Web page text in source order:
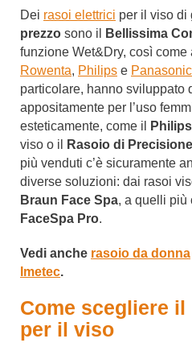
Dei rasoi elettrici per il viso di
prezzo sono il Bellissima
funzione Wet&Dry, così
Rowenta, Philips e Panasonic
particolare, hanno sviluppato
appositamente per l’uso
esteticamente, come il
viso o il
Rasoio di
più venduti c’è sicuramente
diverse soluzioni: dai rasoi
Braun Face Spa, a quelli più
FaceSpa Pro.
Vedi anche rasoio da donna
Imetec.
Come scegliere
per il viso